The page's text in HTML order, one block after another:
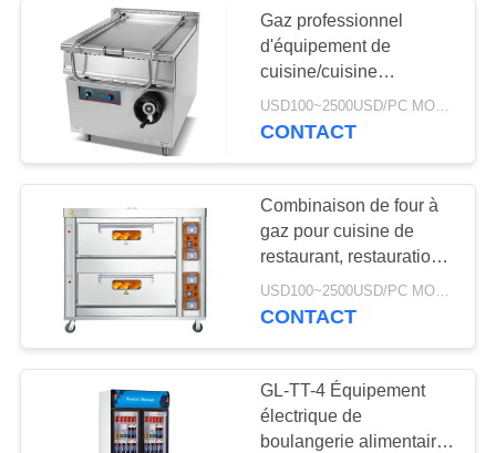
SPECTACLE
À
PROPOS
NOUS
VISITE
DE
L'USINE
Gaz professionnel
d'équipement de
cuisine/cuisine
électrique inclinant la
casserole de braisage
USD100~2500USD/PC MOQ:PCs 1
CONTACT
Combinaison de four à
gaz pour cuisine de
restaurant, restauration,
équipement de cuisine
commercial à faible bruit
USD100~2500USD/PC MOQ:1
CONTACT
GL-TT-4 Équipement
électrique de
boulangerie alimentaire